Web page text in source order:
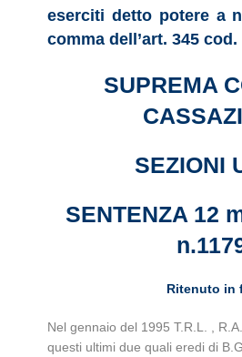
eserciti detto potere a
comma dell’art. 345
SUPREMA
SEZIONI
SENTENZA 12
Ritenuto in
Nel gennaio del 1995 T.R.L. ,
questi ultimi due quali eredi di